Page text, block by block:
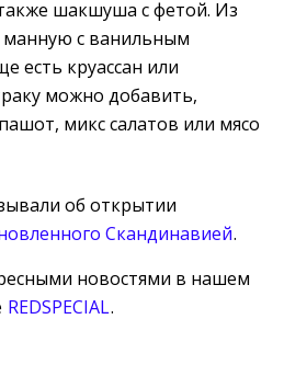
шакшуша с фетой. Из
с ванильным
есть круассан или
можно добавить,
микс салатов или мясо
об открытии
Скандинавией.
новостями в нашем
REDSPECIAL.